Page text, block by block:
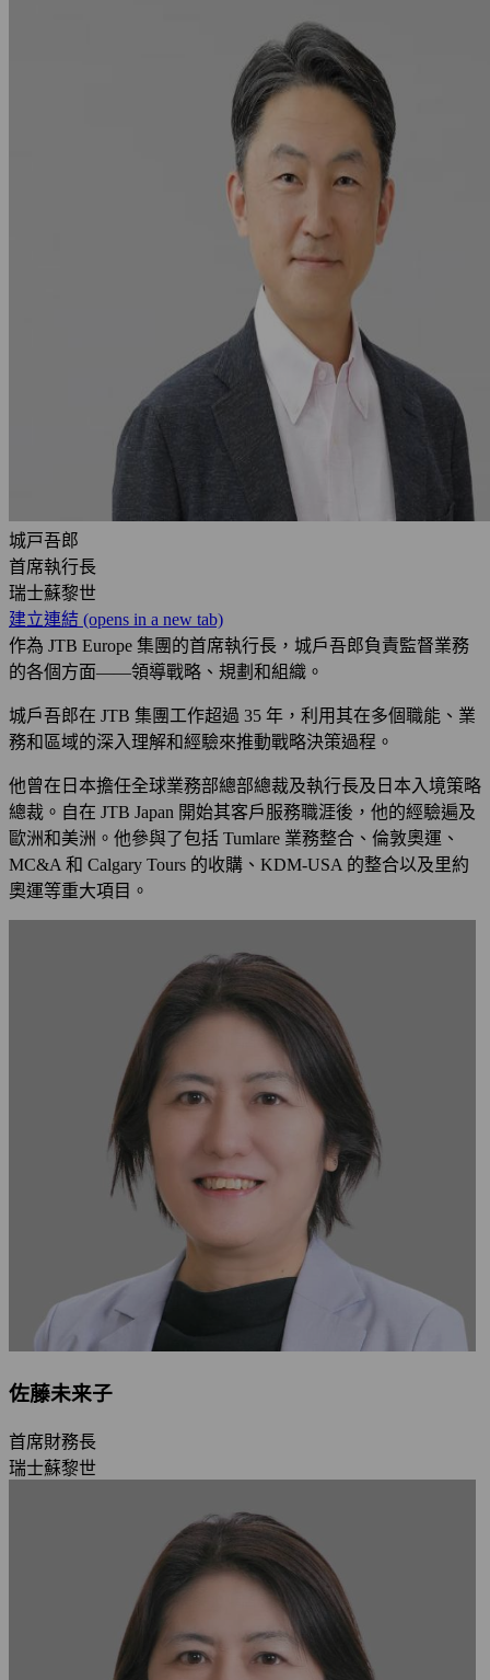
城戸吾郎
首席執行長
瑞士蘇黎世
建立連結 (opens in a new tab)
作為 JTB Europe 集團的首席執行長，城戶吾郎負責監督業務
的各個方面——領導戰略、規劃和組織。
城戶吾郎在 JTB 集團工作超過 35 年，利用其在多個職能、業
務和區域的深入理解和經驗來推動戰略決策過程。
他曾在日本擔任全球業務部總部總裁及執行長及日本入境策略
總裁。自在 JTB Japan 開始其客戶服務職涯後，他的經驗遍及
歐洲和美洲。他參與了包括 Tumlare 業務整合、倫敦奧運、
MC&A 和 Calgary Tours 的收購、KDM-USA 的整合以及里約
奧運等重大項目。
佐藤未来子
首席財務長
瑞士蘇黎世